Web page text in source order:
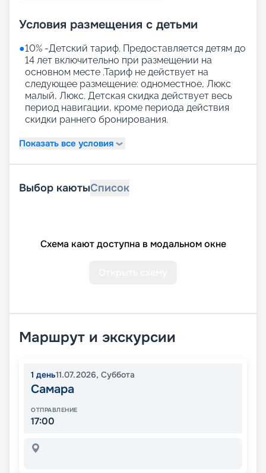
Условия размещения с детьми
●10% -Детский тариф. Предоставляется детям до
14 лет включительно при размещении на
основном месте .Тариф не действует на
следующее размещение: одноместное, Люкс
малый, Люкс. Детская скидка действует весь
период навигации, кроме периода действия
скидки раннего бронирования.
Показать все условия
Выбор каютыСписок
Схема кают доступна в модальном окне
Маршрут и экскурсии
1 день11.07.2026, Суббота
Самара
ОТПРАВЛЕНИЕ
17:00